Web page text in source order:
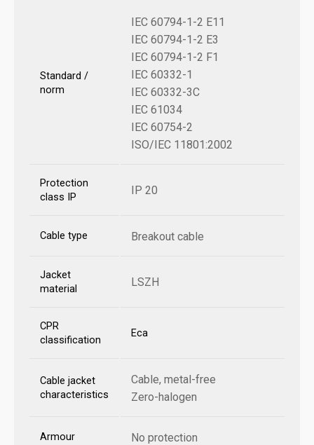
Standard /
norm
IEC 60794-1-2 E11
IEC 60794-1-2 E3
IEC 60794-1-2 F1
IEC 60332-1
IEC 60332-3C
IEC 61034
IEC 60754-2
ISO/IEC 11801:2002
Protection
class IP
IP 20
Cable type Breakout cable
Jacket
material
LSZH
CPR
classification
Eca
Cable jacket
characteristics
Cable, metal-free
Zero-halogen
Armour No protection